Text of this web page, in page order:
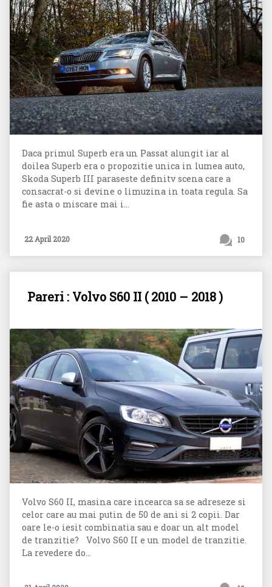
Daca primul Superb era un Passat alungit iar al
doilea Superb era o propozitie unica in lumea auto,
Skoda Superb III paraseste definitv scena care a
consacrat-o si devine o limuzina in toata regula. Sa
fie asta o miscare mai i...
22 April 2020 10
Pareri : Volvo S60 II ( 2010 – 2018 )
Volvo S60 II, masina care incearca sa se adreseze si
celor care au mai putin de 50 de ani si 2 copii. Dar
oare le-o iesit combinatia sau e doar un alt model
de tranzitie? Volvo S60 II e un model de tranzitie.
La revedere do...